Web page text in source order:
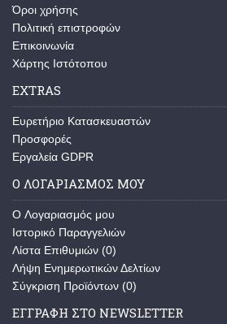
Όροι χρήσης
Πολιτική επιστροφών
Επικοινωνία
Χάρτης Ιστότοπου
EXTRAS
Ευρετήριο Κατασκευαστών
Προσφορές
Εργαλεία GDPR
Ο ΛΟΓΑΡΙΑΣΜΟΣ ΜΟΥ
O Λογαριασμός μου
Ιστορικό Παραγγελιών
Λίστα Επιθυμιών (0)
Λήψη Ενημερωτικών Δελτίων
Σύγκριση Προϊόντων (0)
ΕΓΓΡΑΦΗ ΣΤΟ NEWSLETTER